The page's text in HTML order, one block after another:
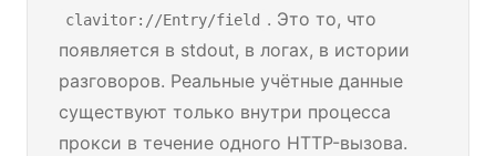
clavitor://Entry/field . Это то, что
появляется в stdout, в логах, в истории
разговоров. Реальные учётные данные
существуют только внутри процесса
прокси в течение одного HTTP-вызова.